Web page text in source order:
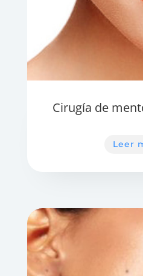
Cirugía de
Leer